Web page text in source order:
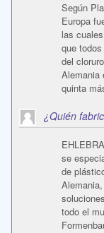
Según
Europa
las
que
del
Alemania
quinta
¿Quién
se
de
todo el